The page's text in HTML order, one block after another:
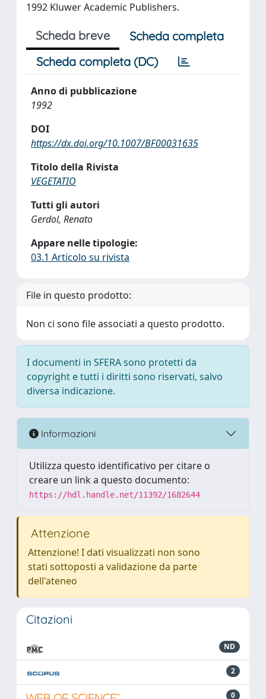
1992 Kluwer Academic Publishers.
Scheda breve
Scheda completa
Scheda completa (DC)
Anno di pubblicazione
1992
DOI
https://dx.doi.org/10.1007/BF00031635
Titolo della Rivista
VEGETATIO
Tutti gli autori
Gerdol, Renato
Appare nelle tipologie:
03.1 Articolo su rivista
File in questo prodotto:
Non ci sono file associati a questo prodotto.
I documenti in SFERA sono protetti da
copyright e tutti i diritti sono riservati, salvo
diversa indicazione.
Informazioni
Utilizza questo identificativo per citare o
creare un link a questo documento:
https://hdl.handle.net/11392/1682644
Attenzione
Attenzione! I dati visualizzati non sono
stati sottoposti a validazione da parte
dell'ateneo
Citazioni
ND
2
0